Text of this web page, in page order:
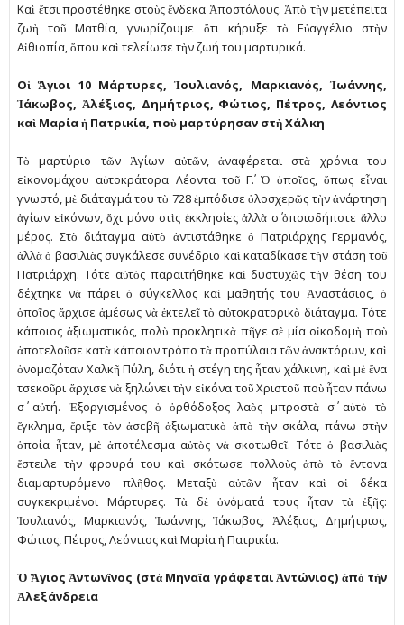
Καὶ ἔτσι προστέθηκε στοὺς ἕνδεκα Ἀποστόλους. Ἀπὸ τὴν µετέπειτα
ζωὴ τοῦ Ματθία, γνωρίζουµε ὅτι κήρυξε τὸ Εὐαγγέλιο στὴν
Αἰθιοπία, ὅπου καὶ τελείωσε τὴν ζωή του µαρτυρικά.
Οἱ Ἅγιοι 10 Μάρτυρες, Ἰουλιανός, Μαρκιανός, Ἰωάννης,
Ἰάκωβος, Ἀλέξιος, Δηµήτριος, Φώτιος, Πέτρος, Λεόντιος
καὶ Μαρία ἡ Πατρικία, ποὺ µαρτύρησαν στὴ Χάλκη
Τὸ µαρτύριο τῶν Ἁγίων αὐτῶν, ἀναφέρεται στὰ χρόνια του
εἰκονοµάχου αὐτοκράτορα Λέοντα τοῦ Γ΄. Ὁ ὁποῖος, ὅπως εἶναι
γνωστό, µὲ διάταγµά του τὸ 728 ἐµπόδισε ὁλοσχερῶς τὴν ἀνάρτηση
ἁγίων εἰκόνων, ὄχι µόνο στὶς ἐκκλησίες ἀλλὰ σ΄ ὁποιοδήποτε ἄλλο
µέρος. Στὸ διάταγµα αὐτὸ ἀντιστάθηκε ὁ Πατριάρχης Γερµανός,
ἀλλὰ ὁ βασιλιὰς συγκάλεσε συνέδριο καὶ καταδίκασε τὴν στάση τοῦ
Πατριάρχη. Τότε αὐτὸς παραιτήθηκε καὶ δυστυχῶς τὴν θέση του
δέχτηκε νὰ πάρει ὁ σύγκελλος καὶ µαθητής του Ἀναστάσιος, ὁ
ὁποῖος ἄρχισε ἀµέσως νὰ ἐκτελεῖ τὸ αὐτοκρατορικὸ διάταγµα. Τότε
κάποιος ἀξιωµατικός, πολὺ προκλητικὰ πῆγε σὲ µία οἰκοδοµὴ ποὺ
ἀποτελοῦσε κατὰ κάποιον τρόπο τὰ προπύλαια τῶν ἀνακτόρων, καὶ
ὀνοµαζόταν Χαλκῆ Πύλη, διότι ἡ στέγη της ἦταν χάλκινη, καὶ µὲ ἕνα
τσεκοῦρι ἄρχισε νὰ ξηλώνει τὴν εἰκόνα τοῦ Χριστοῦ ποὺ ἦταν πάνω
σ΄ αὐτή. Ἐξοργισµένος ὁ ὀρθόδοξος λαὸς µπροστὰ σ΄ αὐτὸ τὸ
ἔγκληµα, ἔριξε τὸν ἀσεβῆ ἀξιωµατικὸ ἀπὸ τὴν σκάλα, πάνω στὴν
ὁποία ἦταν, µὲ ἀποτέλεσµα αὐτὸς νὰ σκοτωθεῖ. Τότε ὁ βασιλιὰς
ἔστειλε τὴν φρουρά του καὶ σκότωσε πολλοὺς ἀπὸ τὸ ἔντονα
διαµαρτυρόµενο πλῆθος. Μεταξὺ αὐτῶν ἦταν καὶ οἱ δέκα
συγκεκριµένοι Μάρτυρες. Τὰ δὲ ὀνόµατά τους ἦταν τὰ ἑξῆς:
Ἰουλιανός, Μαρκιανός, Ἰωάννης, Ἰάκωβος, Ἀλέξιος, Δηµήτριος,
Φώτιος, Πέτρος, Λεόντιος καὶ Μαρία ἡ Πατρικία.
Ὁ Ἅγιος Ἀντωνῖνος (στὰ Μηναῖα γράφεται Ἀντώνιος) ἀπὸ τὴν
Ἀλεξάνδρεια